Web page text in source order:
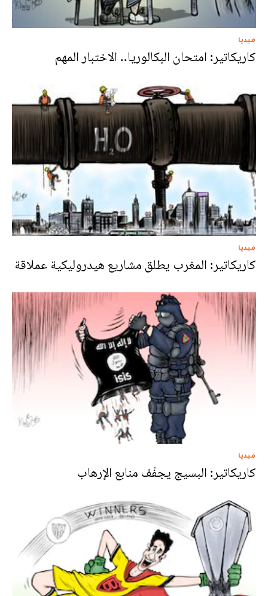
ميديا
كاريكاتير: امتحان البكالوريا.. الاختبار المهم
ميديا
كاريكاتير: المغرب يطلق مشاريع هيدروليكية عملاقة
ميديا
كاريكاتير: البسيج يجفّف منابع الإرهاب